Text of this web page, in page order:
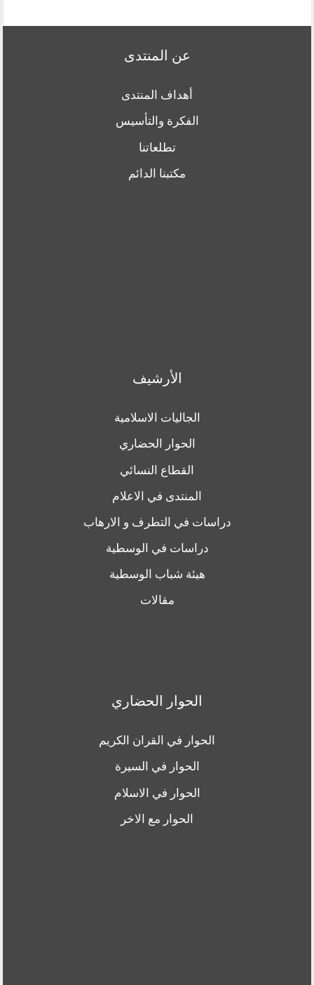
عن المنتدى
أهداف المنتدى
الفكرة والتأسيس
تطلعاتنا
مكتبنا الدائم
الأرشيف
الجاليات الاسلامية
الحوار الحضاري
القطاع النسائي
المنتدى في الاعلام
دراسات في التطرف و الارهاب
دراسات في الوسطية
هيئة شباب الوسطية
مقالات
الحوار الحضاري
الحوار في القران الكريم
الحوار في السيرة
الحوار في الاسلام
الحوار مع الاخر